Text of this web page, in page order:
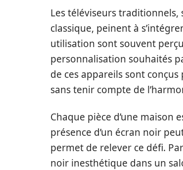
Les téléviseurs
classique, peinent à
utilisation sont souvent
personnalisation souhaités
de ces appareils sont
sans tenir compte de
Chaque pièce d’une maison
présence d’un écran noir
permet de relever ce défi.
noir inesthétique dans un